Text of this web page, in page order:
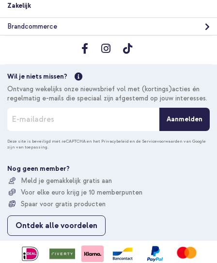
Zakelijk
Brandcommerce
Wil je niets missen?
Ontvang wekelijks onze nieuwsbrief vol met (kortings)acties én
regelmatig e-mails die speciaal zijn afgestemd op jouw interesses.
n
n
e
u
o
p
z
Aanmelden
Deze site is beveiligd met reCAPTCHA en het Privacybeleid en de Servicevoorwaarden van Google
zijn van toepassing.
Nog geen member?
Meld je gemakkelijk gratis aan
Voor elke euro krijg je 10 memberpunten
Spaar voor gratis producten
Ontdek alle voordelen